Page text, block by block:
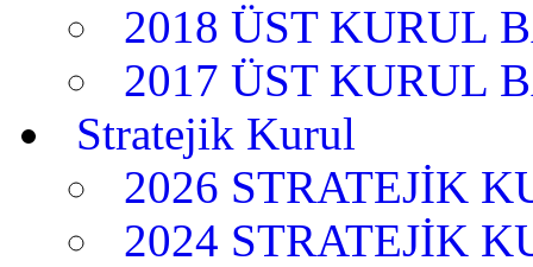
2018 ÜST KURUL
2017 ÜST KURUL
Stratejik Kurul
2026 STRATEJİK
2024 STRATEJİK